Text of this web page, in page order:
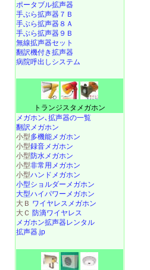
ポータブル拡声器
手ぶら拡声器７Ｂ
手ぶら拡声器８Ａ
手ぶら拡声器９Ｂ
無線拡声器セット
翻訳機付き拡声器
病院呼出しシステム
トランジスタメガホン
メガホン､拡声器の一覧
翻訳メガホン
小型多機能メガホン
小型録音メガホン
小型防水メガホン
小型非常用メガホン
小型ハンドメガホン
小型ショルダーメガホン
大型ハイパワーメガホン
大Ｂ ワイヤレスメガホン
大Ｃ 防滴ワイヤレス
メガホン拡声器レンタル
拡声器.jp